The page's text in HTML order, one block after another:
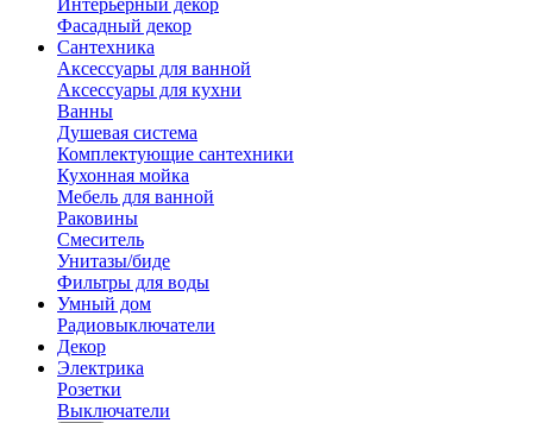
Интерьерный декор
Фасадный декор
Сантехника
Аксессуары для ванной
Аксессуары для кухни
Ванны
Душевая система
Комплектующие сантехники
Кухонная мойка
Мебель для ванной
Раковины
Смеситель
Унитазы/биде
Фильтры для воды
Умный дом
Радиовыключатели
Декор
Электрика
Розетки
Выключатели